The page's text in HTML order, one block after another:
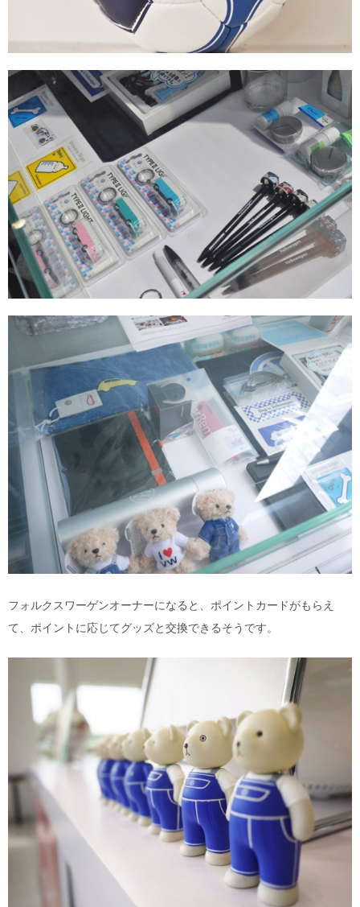
フォルクスワーゲンオーナーになると、ポイントカードがもらえ
て、ポイントに応じてグッズと交換できるそうです。